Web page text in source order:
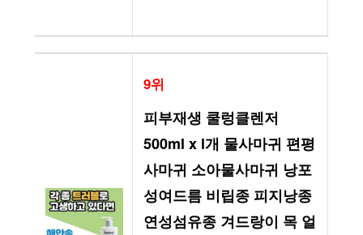
9위
피부재생 쿨렁클렌저
500ml x l개 물사마귀 편평
사마귀 소아물사마귀 낭포
성여드름 비립종 피지낭종
연성섬유종 겨드랑이 목 얼